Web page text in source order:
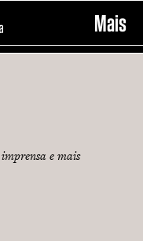
Mais
e mais